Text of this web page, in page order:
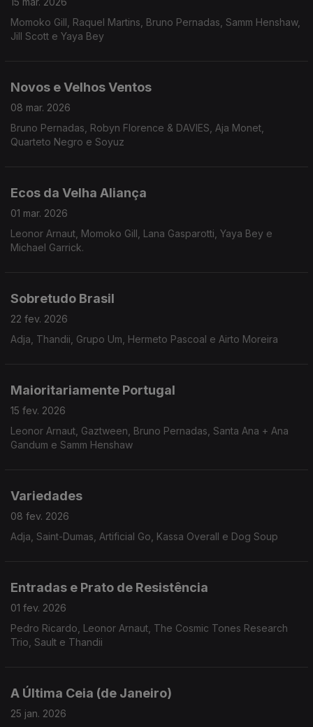
Momoko Gill, Raquel Martins, Bruno Pernadas, Samm Henshaw,
Jill Scott e Yaya Bey
Novos e Velhos Ventos
08 mar. 2026
Bruno Pernadas, Robyn Florence & DAVIES, Aja Monet,
Quarteto Negro e Soyuz
Ecos da Velha Aliança
01 mar. 2026
Leonor Arnaut, Momoko Gill, Lana Gasparotti, Yaya Bey e
Michael Garrick.
Sobretudo Brasil
22 fev. 2026
Adja, Thandii, Grupo Um, Hermeto Pascoal e Airto Moreira
Maioritariamente Portugal
15 fev. 2026
Leonor Arnaut, Gaztween, Bruno Pernadas, Santa Ana + Ana
Gandum e Samm Henshaw
Variedades
08 fev. 2026
Adja, Saint-Dumas, Artificial Go, Kassa Overall e Dog Soup
Entradas e Prato de Resistência
01 fev. 2026
Pedro Ricardo, Leonor Arnaut, The Cosmic Tones Research
Trio, Sault e Thandii
A Última Ceia (de Janeiro)
25 jan. 2026